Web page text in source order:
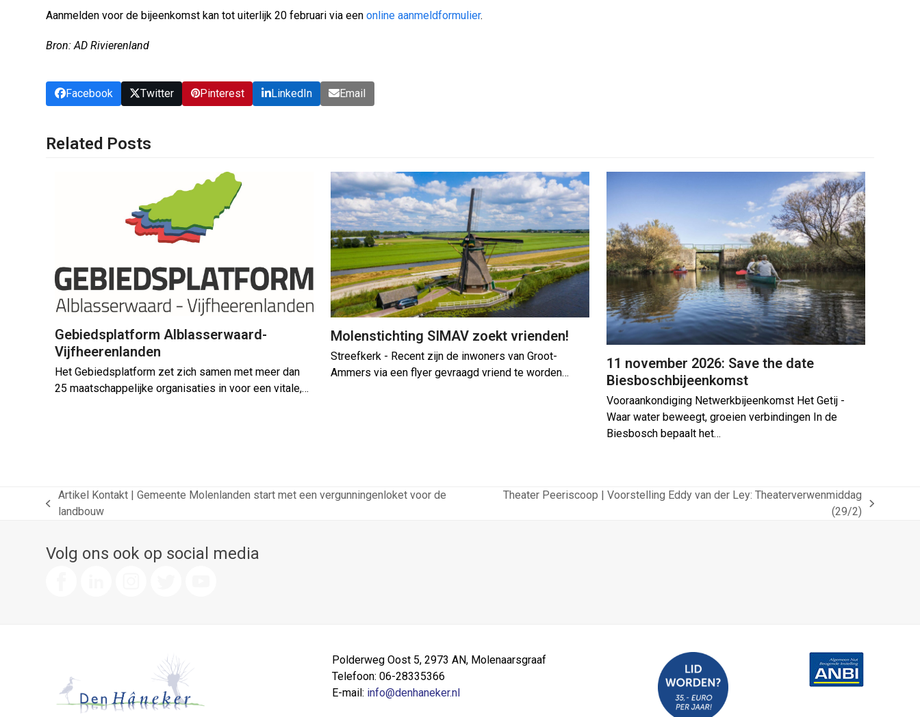
Aanmelden voor de bijeenkomst kan tot uiterlijk 20 februari via eenonline aanmeldformulier.
Bron: AD Rivierenland
Facebook Twitter Pinterest LinkedIn Email
Related Posts
Gebiedsplatform Alblasserwaard-
Vijfheerenlanden
Het Gebiedsplatform zet zich samen met meer dan
25 maatschappelijke organisaties in voor een vitale,…
Molenstichting SIMAV zoekt vrienden!
Streefkerk - Recent zijn de inwoners van Groot-
Ammers via een flyer gevraagd vriend te worden…
11 november 2026: Save the date
Biesboschbijeenkomst
Vooraankondiging Netwerkbijeenkomst Het Getij -
Waar water beweegt, groeien verbindingen In de
Biesbosch bepaalt het…
previous
Artikel Kontakt | Gemeente Molenlanden start met een vergunningenloket voor de
landbouw
Theater Peeriscoop | Voorstelling Eddy van der Ley: Theaterverwenmiddag
(29/2)
Volg ons ook op social media
Polderweg Oost 5, 2973 AN, Molenaarsgraaf
Telefoon: 06-28335366
E-mail: info@denhaneker.nl